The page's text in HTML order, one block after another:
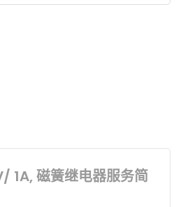
1A, 磁簧继电器服务简